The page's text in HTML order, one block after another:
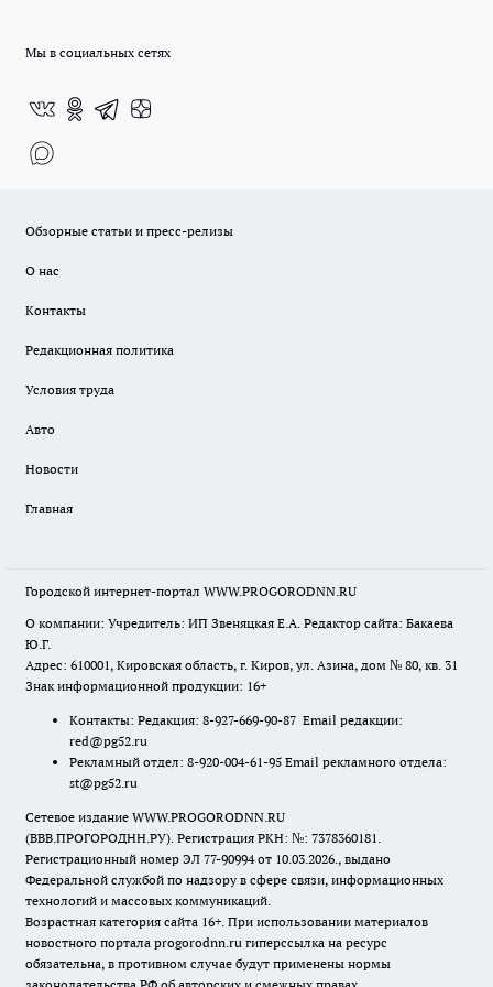
Мы в социальных сетях
Обзорные статьи и пресс-релизы
О нас
Контакты
Редакционная политика
Условия труда
Авто
Новости
Главная
Городской интернет-портал WWW.PROGORODNN.RU
О компании: Учредитель: ИП Звеняцкая Е.А. Редактор сайта: Бакаева
Ю.Г.
Адрес: 610001, Кировская область, г. Киров, ул. Азина, дом № 80, кв. 31
Знак информационной продукции: 16+
Контакты: Редакция: 8-927-669-90-87 Email редакции:
red@pg52.ru
Рекламный отдел: 8-920-004-61-95 Email рекламного отдела:
st@pg52.ru
Сетевое издание WWW.PROGORODNN.RU
(ВВВ.ПРОГОРОДНН.РУ). Регистрация РКН: №: 7378360181.
Регистрационный номер ЭЛ 77-90994 от 10.03.2026., выдано
Федеральной службой по надзору в сфере связи, информационных
технологий и массовых коммуникаций.
Возрастная категория сайта 16+. При использовании материалов
новостного портала progorodnn.ru гиперссылка на ресурс
обязательна, в противном случае будут применены нормы